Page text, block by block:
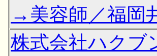
→美容師／福岡
株式会社ハクブ